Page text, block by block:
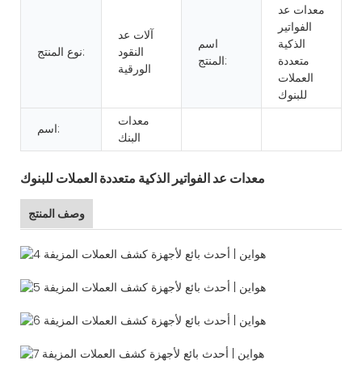
نوع المنتج:
آلات عد
النقود
الورقية
اسم
المنتج:
معدات عد
الفواتير
الذكية
متعددة
العملات
للبنوك
اسم:
معدات
البنك
معدات عد الفواتير الذكية متعددة العملات للبنوك
وصف المنتج